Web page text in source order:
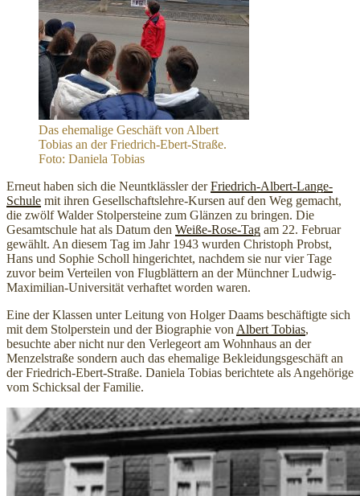
Das ehemalige Geschäft von Albert
Tobias an der Friedrich-Ebert-Straße.
Foto: Daniela Tobias
Erneut haben sich die Neuntklässler derFriedrich-Albert-Lange-
Schule mit ihren Gesellschaftslehre-Kursen auf den Weg gemacht,
die zwölf Walder Stolpersteine zum Glänzen zu bringen. Die
Gesamtschule hat als Datum den Weiße-Rose-Tag am 22. Februar
gewählt. An diesem Tag im Jahr 1943 wurden Christoph Probst,
Hans und Sophie Scholl hingerichtet, nachdem sie nur vier Tage
zuvor beim Verteilen von Flugblättern an der Münchner Ludwig-
Maximilian-Universität verhaftet worden waren.
Eine der Klassen unter Leitung von Holger Daams beschäftigte sich
mit dem Stolperstein und der Biographie von Albert Tobias,
besuchte aber nicht nur den Verlegeort am Wohnhaus an der
Menzelstraße sondern auch das ehemalige Bekleidungsgeschäft an
der Friedrich-Ebert-Straße. Daniela Tobias berichtete als Angehörige
vom Schicksal der Familie.